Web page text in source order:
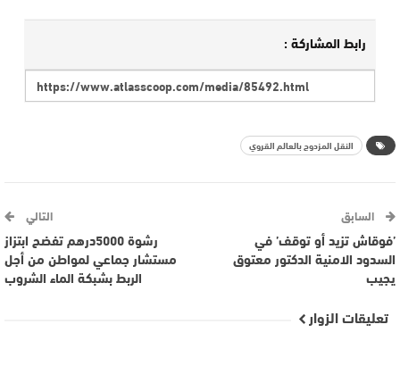
رابط المشاركة :
النقل المزدوج بالعالم القروي
السابق
’فوقاش تزيد أو توقف’ في
السدود الامنية الدكتور معتوق
يجيب
التالي
رشوة 5000درهم تفضح ابتزاز
مستشار جماعي لمواطن من أجل
الربط بشبكة الماء الشروب
تعليقات الزوار